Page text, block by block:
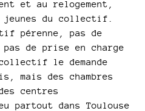
et au relogement,
jeunes du collectif.
pérenne, pas de
de prise en charge
le demande
mais des chambres
centres
partout dans Toulouse